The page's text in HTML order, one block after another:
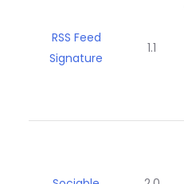
RSS Feed
Signature
1.1